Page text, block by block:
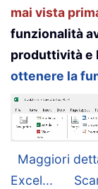
mai vista
funzionalità
produttività e
ottenere la
Maggiori
Excel...